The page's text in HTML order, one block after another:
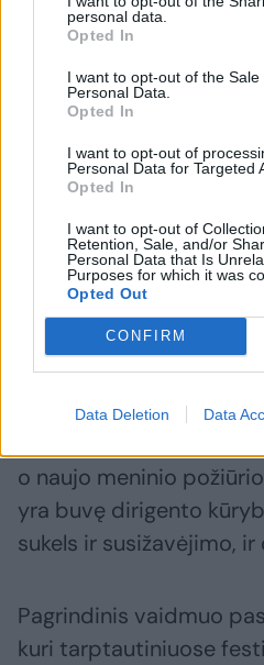
personal data.
Opted In
I want to opt-out of the Sale
Personal Data.
Opted In
I want to opt-out of
Personal Data for Targeted
Opted In
I want to opt-out of
Retention, Sale, and/or
Personal Data that Is
Purposes for which it was
Opted Out
CONFIRM
Data Deletion Data
Scena iš operos „Karmen“.
SF nuotr.
Muzikos vadovu tapo
protežė graikų
Currentzis, beje,
savo ryšių su Rusija.
visuomet išsiskiria
partitūros skaitymu,
o naujo meninio
yra buvę dirigento
sukels ir susižavėjimo, ir
Pagrindinis vaidmuo
kuri tarptautiniuose